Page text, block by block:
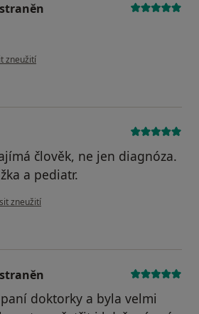
uživatele Váš účet byl odstraněn
zneužití
člověk, ne jen diagnóza.
a pediatr.
uživatele Pacient
zneužití
doktorky a byla velmi